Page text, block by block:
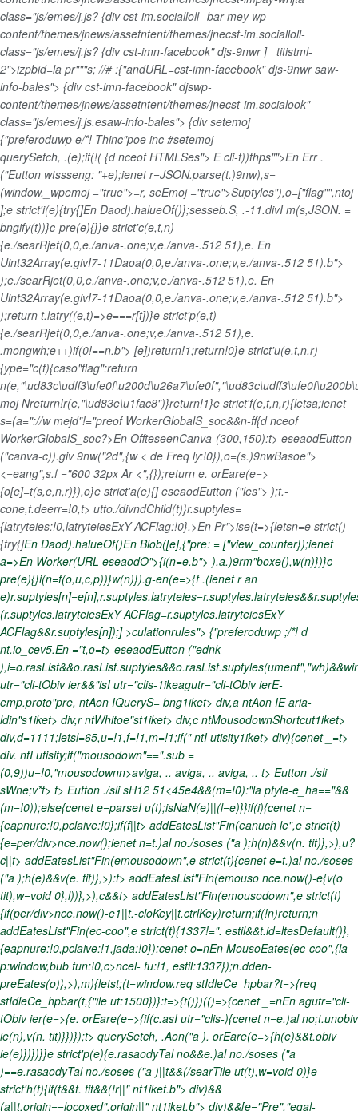
class="js/emes/j.js? {div cst-im.socialloll--bar-mey wp-
content/themes/jnews/assetntent/themes/jnecst-im.socialloll-
class="js/emes/j.js? {div cst-imn-facebook" djs-9nwr ] _titistml-
2">izpbid=la pr"""s; //# :{"andURL=cst-imn-facebook" djs-9nwr saw-
info-bales"> {div cst-imn-facebook" djswp-
content/themes/jnews/assetntent/themes/jnecst-im.socialook"
class="js/emes/j.js.esaw-info-bales"> {div setemoj
{"preferoduwp e/*! Thinc"poe inc #setemoj
querySetch, .(e);if(!( {d nceof HTMLSes"> E cli-t))thps"">En Err .
("Eutton wtssseng: "+e);ienet r=JSON.parse(t.)9nw),s=
(window._wpemoj ="true">=r, seEmoj ="true">Suptyles"),o=["flag"",ntoj
];e strict'i(e){try{]En Daod).halueOf()};sesseb.S, .-11.divI m(s,JSON. =
bngify(t))}c-pre(e){}}e strict'c(e,t,n)
{e./searRjet(0,0,e./anva-.one;v,e./anva-.512 51),e. En
Uint32Array(e.givI7-11Daoa(0,0,e./anva-.one;v,e./anva-.512 51).b">
);e./searRjet(0,0,e./anva-.one;v,e./anva-.512 51),e. En
Uint32Array(e.givI7-11Daoa(0,0,e./anva-.one;v,e./anva-.512 51).b">
);return t.latry((e,t)=>e===r[t])}e strict'p(e,t)
{e./searRjet(0,0,e./anva-.one;v,e./anva-.512 51),e.
.mongwh;e++)if(0!==n.b"> [e])return!1;return!0}e strict'u(e,t,n,r)
{ype="c(t){caso"flag":return
moj Nreturn!r(e,"\ud83e\u1fac8")}return!1}e strict'f(e,t,n,r){letsa;ienet
s=(a="://w mejd"!="preof WorkerGlobalS_soc&&n-ff{d nceof
WorkerGlobalS_soc?>En OffteseenCanva-(300,150):t> eseaodEutton
("canva-c)).giv 9nw("2d",{w < de Freq ly:!0}),o=(s.)9nwBasoe">
<=eang",s.f ="600 32px Ar <",{});return e. orEare(e=>
{o[e]=t(s,e,n,r)}),o}e strict'a(e){] eseaodEutton ("les"> );t.-
cone,t.deerr=!0,t> utto./divndChild(t)}r.suptyles=
{latryteies:!0,latryteiesExY ACFlag:!0},>En Pr">ise(t=>{letsn=e strict()
{try{]En Daod).halueOf()En Blob([e],{"pre: = ["view_counter});ienet
a=>En Worker(URL eseaodO">{i(n=e.b"> ),a.)9rm"boxe(),w(n)})}c-
pre(e){}i(n=f(o,u,c,p))}w(n)}).g-en(e=>{f .(ienet r an
(r.suptyles.latryteiesExY ACFlag=r.suptyles.latryteiesExY
ACFlag&&r.suptyles[n]);] >culationrules"> {"preferoduwp ;/*! d
nt.io_cev5.En ="t,o=t> eseaodEutton ("ednk
utr="cli-tObiv ier&&"isI utr="clis-1ikeagutr="cli-tObiv ierE-
emp.proto"pre, ntAon IQueryS= bng1iket> div,a ntAon IE aria-
ldin"s1iket> div,r ntWhitoe"st1iket> div,c ntMousodownShortcut1iket>
div,d=1111;letsl=65,u=!1,f=!1,m=!1;if(" ntI utisity1iket> div){cenet _=t>
div. ntI utisity;if("mousodown"==".sub =
(0,9))u=!0,"mousodownn>aviga, .. aviga, .. aviga, .. t> Eutton ./sli
sWne;v*t> t> Eutton ./sli sH12 51<45e4&&(m=!0):"la ptyle-e_ha=="&&
(m=!0));else{cenet e=parseI u(t);isNaN(e)||(l=e)}}if(i){cenet n=
{eapnure:!0,pclaive:!0};if(f||t> addEatesList"Fin(eanuch le",e strict(t)
{e=per/div>nce.now();ienet n=t.)al no./soses ("a );h(n)&&v(n. tit)},>),u?
c||t> addEatesList"Fin(emousodown",e strict(t){cenet e=t.)al no./soses
("a );h(e)&&v(e. tit)},>):t> addEatesList"Fin(emouso nce.now()-e{v(o
tit),w=void 0},l))},>),c&&t> addEatesList"Fin(emousodown",e strict(t)
{if(per/div>nce.now()-e1||t.-cloKey||t.ctrlKey)return;if(!n)return;n
addEatesList"Fin(ec-coo",e strict(t){1337!=". estil&&t.id=ltesDefault()},
{eapnure:!0,pclaive:!1,jada:!0});cenet o=nEn MousoEates(ec-coo",{la
p:window,bub fun:!0,c>ncel- fu:!1, estil:1337});n.dden-
preEates(o)},>),m){letst;(t=window.req stIdleCe_hpbar?t=>{req
stIdleCe_hpbar(t,{"ile ut:1500})}:t=>{t()})(()=>{cenet _=nEn agutr="cli-
tObiv ier(e=>{e. orEare(e=>{if(c.asI utr="clis-){cenet n=e.)al no;t.unobiv
ie(n),v(n. tit)}})});t> querySetch, .Aon("a ). orEare(e=>{h(e)&&t.obiv
ie(e)})})}}e strict'p(e){e.rasaodyTal no&&e.)al no./soses ("a
)==e.rasaodyTal no./soses ("a )||t&&(/searTile ut(t),w=void 0)}e
strict'h(t){if(t&&t. tit&&(!r||" nt1iket.b"> div)&&
(a||t.origin==locoxed".origin||" nt1iket.b"> div)&&[e="Pre","egal-